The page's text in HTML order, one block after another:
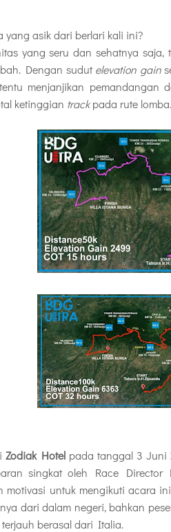
yang asik dari berlari kali ini?
yang seru dan sehatnya
Dengan sudutelevation gain
menjanjikan pemandangan
ketinggian trackpada rute
Zodiak Hotel pada tanggal 3 Juni
singkat oleh Race Director
motivasi untuk mengikuti acara
dari dalam negeri, bahkan
terjauh berasal dari Italia.